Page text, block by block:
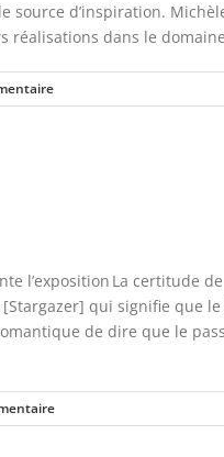
d’inspiration.
dans le
l’exposition La certitude
[Stargazer] qui signifie que
de dire que le